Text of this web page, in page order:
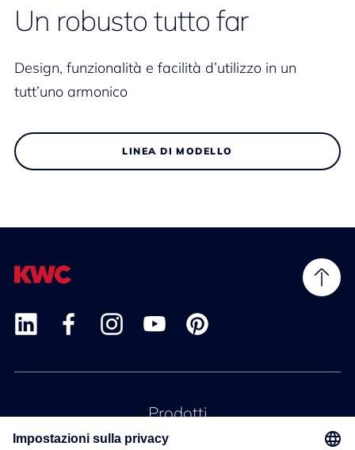
Un robusto tutto far
Design, funzionalità e facilità d’utilizzo in un
tutt’uno armonico
LINEA DI MODELLO
Prodotti